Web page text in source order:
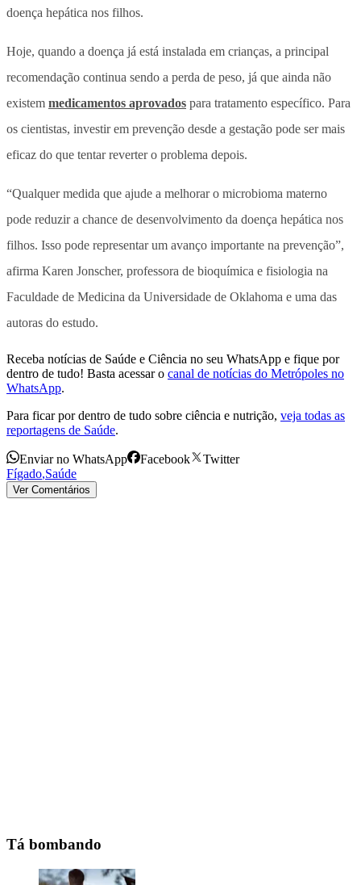
doença hepática nos filhos.
Hoje, quando a doença já está instalada em crianças, a principal
recomendação continua sendo a perda de peso, já que ainda não
existem medicamentos aprovados para tratamento específico. Para
os cientistas, investir em prevenção desde a gestação pode ser mais
eficaz do que tentar reverter o problema depois.
“Qualquer medida que ajude a melhorar o microbioma materno
pode reduzir a chance de desenvolvimento da doença hepática nos
filhos. Isso pode representar um avanço importante na prevenção”,
afirma Karen Jonscher, professora de bioquímica e fisiologia na
Faculdade de Medicina da Universidade de Oklahoma e uma das
autoras do estudo.
Receba notícias de Saúde e Ciência no seu WhatsApp e fique por
dentro de tudo! Basta acessar o canal de notícias do Metrópoles no
WhatsApp.
Para ficar por dentro de tudo sobre ciência e nutrição, veja todas as
reportagens de Saúde.
Enviar no WhatsApp Facebook
Twitter
Fígado,Saúde
Ver Comentários
Tá bombando